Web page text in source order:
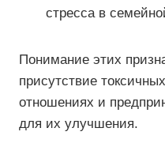
стресса в
Понимание этих
присутствие
отношениях и
для их улучшения.